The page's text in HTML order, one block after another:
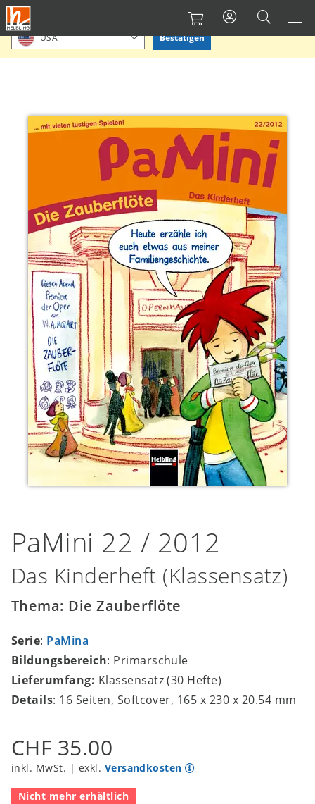
Direkt
zum
Inhalt
Bitte Standort bestätigen oder einen anderen auswählen.
USA Bestätigen
PaMini 22 / 2012
Das Kinderheft (Klassensatz)
Thema: Die Zauberflöte
Serie: PaMina
Bildungsbereich: Primarschule
Lieferumfang: Klassensatz (30 Hefte)
Details: 16 Seiten, Softcover, 165 x 230 x 20.54 mm
CHF 35.00
inkl. MwSt. | exkl. Versandkosten
Nicht mehr erhältlich